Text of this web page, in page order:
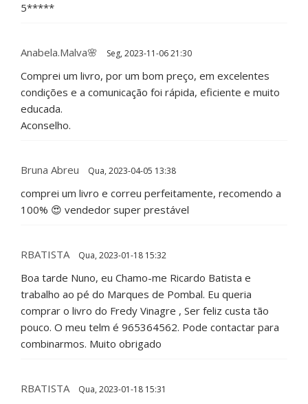
5*****
Anabela.Malva🌸 Seg, 2023-11-06 21:30
Comprei um livro, por um bom preço, em excelentes
condições e a comunicação foi rápida, eficiente e muito
educada.
Aconselho.
Bruna Abreu Qua, 2023-04-05 13:38
comprei um livro e correu perfeitamente, recomendo a
100% 😍 vendedor super prestável
RBATISTA Qua, 2023-01-18 15:32
Boa tarde Nuno, eu Chamo-me Ricardo Batista e
trabalho ao pé do Marques de Pombal. Eu queria
comprar o livro do Fredy Vinagre , Ser feliz custa tão
pouco. O meu telm é 965364562. Pode contactar para
combinarmos. Muito obrigado
RBATISTA Qua, 2023-01-18 15:31